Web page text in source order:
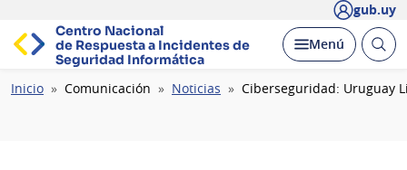
gub.uy
Centro Nacional
de Respuesta a Incidentesde
Seguridad Informática
Desplegar
Menú Abrir
Ruta
Inicio Comunicación Noticias Ciberseguridad: Uruguay